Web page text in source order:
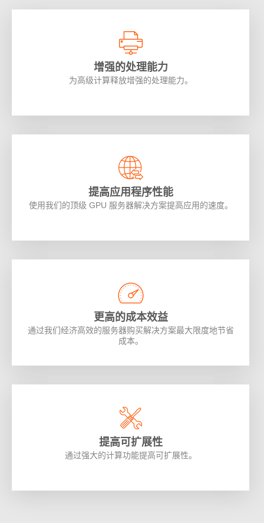
增强的处理能力
为高级计算释放增强的处理能力。
提高应用程序性能
使用我们的顶级 GPU 服务器解决方案提高应用的速度。
更高的成本效益
通过我们经济高效的服务器购买解决方案最大限度地节省
成本。
提高可扩展性
通过强大的计算功能提高可扩展性。